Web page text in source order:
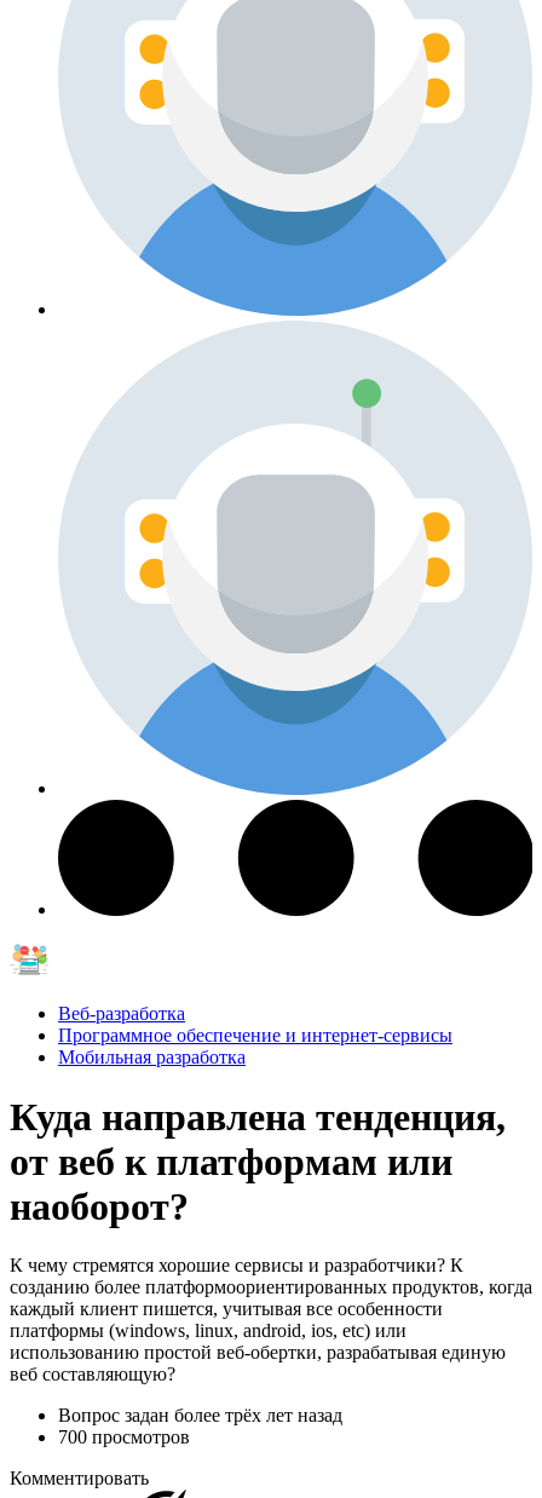
Веб-разработка
Программное обеспечение и интернет-сервисы
Мобильная разработка
Куда направлена тенденция,
от веб к платформам или
наоборот?
К чему стремятся хорошие сервисы и разработчики? К
созданию более платформоориентированных продуктов, когда
каждый клиент пишется, учитывая все особенности
платформы (windows, linux, android, ios, etc) или
использованию простой веб-обертки, разрабатывая единую
веб составляющую?
Вопрос задан более трёх лет назад
700 просмотров
Комментировать